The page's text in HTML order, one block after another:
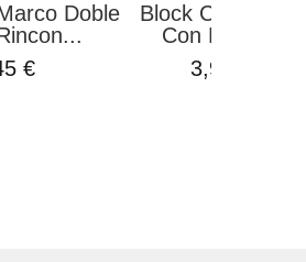
Doble
€
Block Cozy
Con
3,99 €